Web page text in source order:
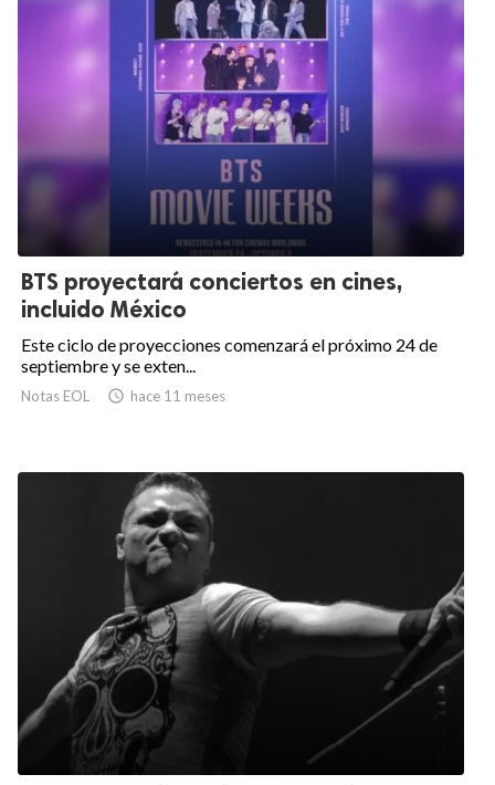
BTS proyectará conciertos en cines,
incluido México
Este ciclo de proyecciones comenzará el próximo 24 de
septiembre y se exten...
Notas EOL  hace 11 meses